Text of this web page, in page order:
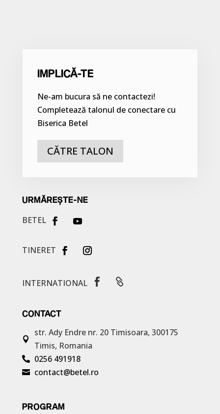
IMPLICĂ-TE
Ne-am bucura să ne contactezi!
Completează talonul de conectare cu
Biserica Betel
CĂTRE TALON
URMĂREȘTE-NE
BETEL
TINERET
INTERNATIONAL  
CONTACT

str. Ady Endre nr. 20 Timisoara, 300175
Timis, Romania
 0256 491918
 contact@betel.ro
PROGRAM